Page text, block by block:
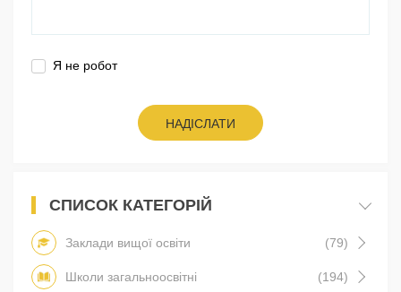
Я не робот
НАДІСЛАТИ
СПИСОК КАТЕГОРІЙ
Заклади вищої освіти (79)
Школи загальноосвітні (194)